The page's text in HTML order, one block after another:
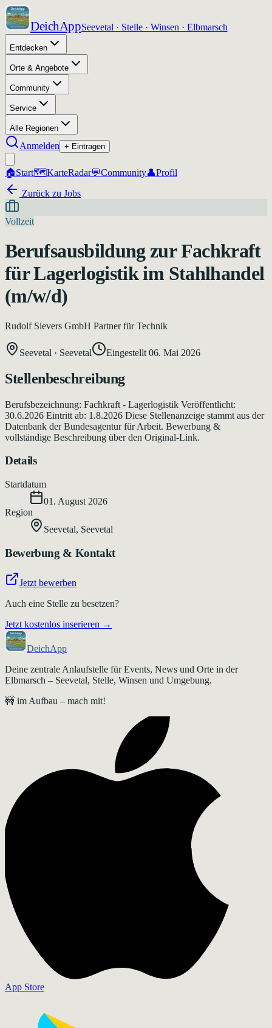
DeichAppSeevetal · Stelle · Winsen · Elbmarsch
Entdecken
Orte & Angebote
Community
Service
Alle Regionen
Anmelden + Eintragen
🏠Start🗺️KarteRadar💬Community👤Profil
Zurück zu Jobs
Vollzeit
Berufsausbildung zur Fachkraft
für Lagerlogistik im Stahlhandel
(m/w/d)
Rudolf Sievers GmbH Partner für Technik
Seevetal · Seevetal Eingestellt 06. Mai 2026
Stellenbeschreibung
Berufsbezeichnung: Fachkraft - Lagerlogistik Veröffentlicht:
30.6.2026 Eintritt ab: 1.8.2026 Diese Stellenanzeige stammt aus der
Datenbank der Bundesagentur für Arbeit. Bewerbung &
vollständige Beschreibung über den Original-Link.
Details
Startdatum
01. August 2026
Region
Seevetal, Seevetal
Bewerbung & Kontakt
Jetzt bewerben
Auch eine Stelle zu besetzen?
Jetzt kostenlos inserieren →
DeichApp
Deine zentrale Anlaufstelle für Events, News und Orte in der
Elbmarsch – Seevetal, Stelle, Winsen und Umgebung.
🚧 im Aufbau – mach mit!
App Store